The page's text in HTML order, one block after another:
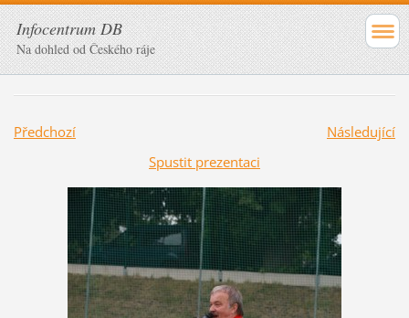
Infocentrum DB
Na dohled od Českého ráje
Předchozí
Následující
Spustit prezentaci